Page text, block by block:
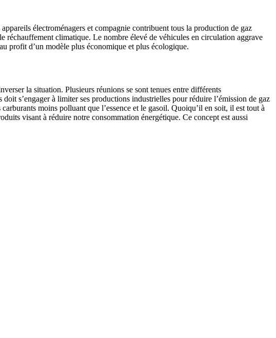
électroménagers et compagnie contribuent tous la production de gaz
réchauffement climatique. Le nombre élevé de véhicules en circulation aggrave
profit d’un modèle plus économique et plus écologique.
la situation. Plusieurs réunions se sont tenues entre différents
s’engager à limiter ses productions industrielles pour réduire l’émission de gaz
moins polluant que l’essence et le gasoil. Quoiqu’il en soit, il est tout à
visant à réduire notre consommation énergétique. Ce concept est aussi